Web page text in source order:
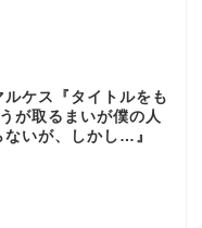
ルケス『タイトルをも
が取るまいが僕の人
ないが、しかし…』